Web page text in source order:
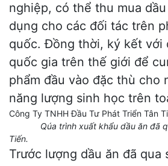
nghiệp, có thể thu mua
dụng cho các đối tác trên
quốc. Đồng thời, ký kết với
quốc gia trên thế giới để
phẩm đầu vào đặc thù cho
năng lượng sinh học trên
Qúa trình xuất khẩu dầu ăn đã
Tiến.
Trước lượng dầu ăn đã qua